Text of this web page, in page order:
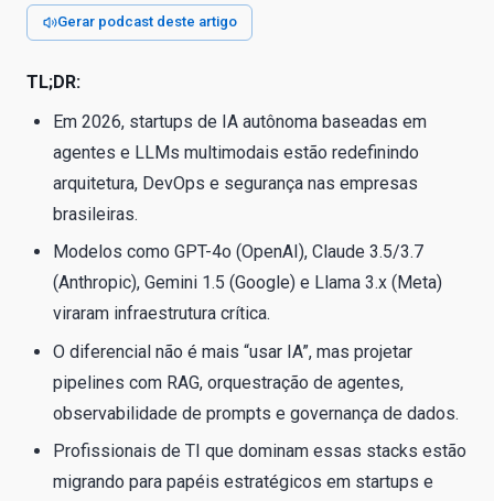
Gerar podcast deste artigo
TL;DR:
Em 2026, startups de IA autônoma baseadas em
agentes e LLMs multimodais estão redefinindo
arquitetura, DevOps e segurança nas empresas
brasileiras.
Modelos como GPT-4o (OpenAI), Claude 3.5/3.7
(Anthropic), Gemini 1.5 (Google) e Llama 3.x (Meta)
viraram infraestrutura crítica.
O diferencial não é mais “usar IA”, mas projetar
pipelines com RAG, orquestração de agentes,
observabilidade de prompts e governança de dados.
Profissionais de TI que dominam essas stacks estão
migrando para papéis estratégicos em startups e